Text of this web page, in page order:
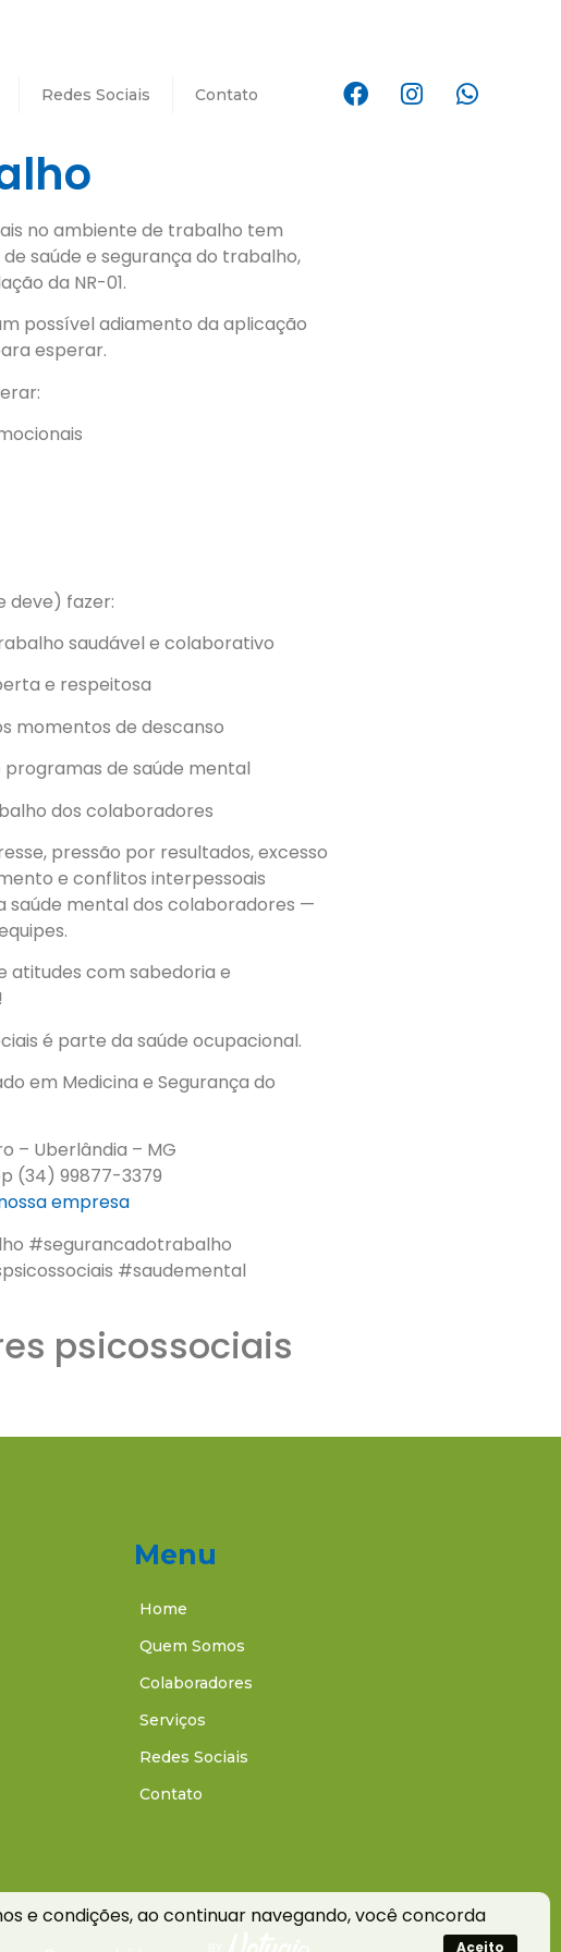
Redes Sociais Contato
no ambiente de trabalho tem
saúde e segurança do trabalho,
da NR-01.
possível adiamento da aplicação
esperar.
deve) fazer:
saudável e colaborativo
e respeitosa
momentos de descanso
de saúde mental
dos colaboradores
pressão por resultados, excesso
e conflitos interpessoais
mental dos colaboradores —
atitudes com sabedoria e
é parte da saúde ocupacional.
em Medicina e Segurança do
– Uberlândia – MG
(34) 99877-3379
empresa
#segurancadotrabalho
#saudemental
psicossociais
Menu
Home
Quem Somos
Colaboradores
Serviços
Redes Sociais
Contato
e condições, ao continuar navegando, você concorda
Aceito